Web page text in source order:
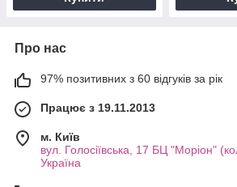
Про нас
97% позитивних з 60 відгуків за рік
Працює з 19.11.2013
м. Київ
вул. Голосіївська, 17 БЦ "Моріон"
Україна